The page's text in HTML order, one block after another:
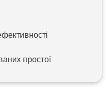
простої